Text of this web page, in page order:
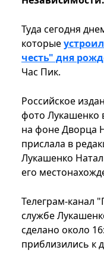
Туда сегодня
которые
честь" дня
Час Пик.
Российское
фото Лукашенко
на фоне Дворца
прислала в
Лукашенко
его
Телеграм-канал
службе
сделано около
приблизились к